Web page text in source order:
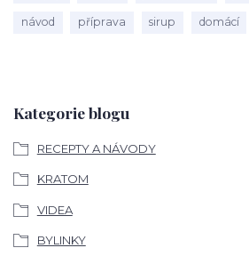
Kategorie blogu
RECEPTY A NÁVODY
KRATOM
VIDEA
BYLINKY
návod příprava sirup domácí